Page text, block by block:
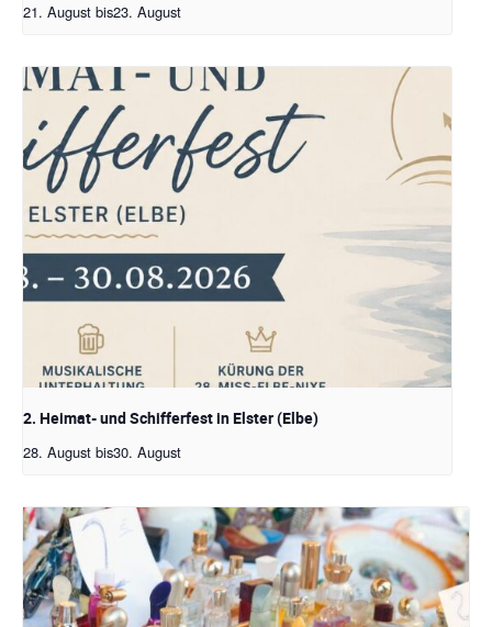
21. August bis23. August
2. Heimat- und Schifferfest in Elster (Elbe)
28. August bis30. August